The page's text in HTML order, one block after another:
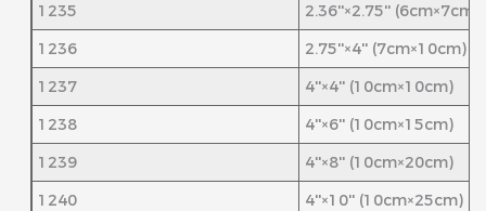
1235
2.36''×2.75'' (6cm×7cm)
1236
2.75''×4'' (7cm×10cm)
1237
4''×4'' (10cm×10cm)
1238
4''×6'' (10cm×15cm)
1239
4''×8'' (10cm×20cm)
1240
4''×10'' (10cm×25cm)